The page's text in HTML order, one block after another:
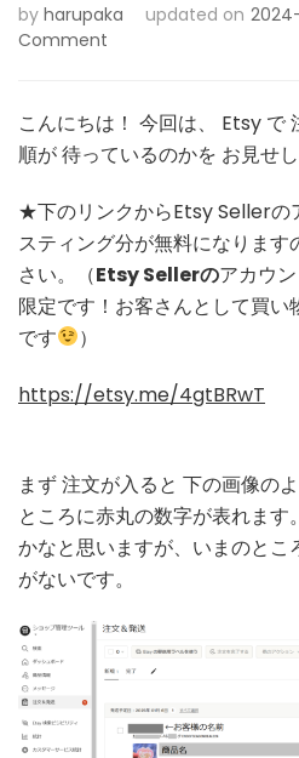
by harupaka updated on
Comment
文
が
入
た
後
の
手
順
こんにちは！ 今回は、 Etsy で
順が 待っているのかを お見せし
★下のリンクからEtsy Sellerの
スティング分が無料になりま
さい。（Etsy Sellerのアカウ
限定です！お客さんとして買
です
）
https://etsy.me/4gtBRwT
まず 注文が入ると 下の画像の
ところに赤丸の数字が表れま
かなと思いますが、いまのとこ
がないです。